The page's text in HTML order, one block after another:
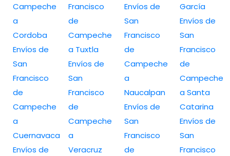
Campeche
a
Cordoba
Envíos de
San
Francisco
de
Campeche
a
Cuernavaca
Envíos de
Francisco
de
Campeche
a Tuxtla
Envíos de
San
Francisco
de
Campeche
a
Veracruz
Envíos de
San
Francisco
de
Campeche
a
Naucalpan
Envíos de
San
Francisco
de
García
Envíos de
San
Francisco
de
Campeche
a Santa
Catarina
Envíos de
San
Francisco